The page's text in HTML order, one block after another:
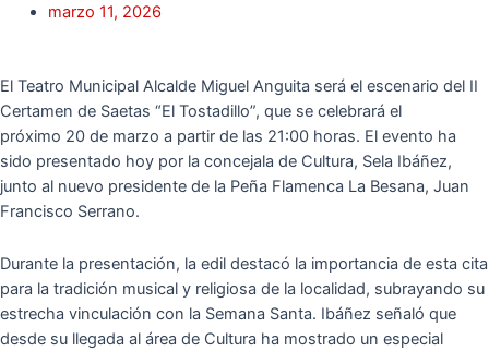
marzo 11, 2026
El Teatro Municipal Alcalde Miguel Anguita será el escenario del II
Certamen de Saetas “El Tostadillo”, que se celebrará el
próximo 20 de marzo a partir de las 21:00 horas. El evento ha
sido presentado hoy por la concejala de Cultura, Sela Ibáñez,
junto al nuevo presidente de la Peña Flamenca La Besana, Juan
Francisco Serrano.
Durante la presentación, la edil destacó la importancia de esta cita
para la tradición musical y religiosa de la localidad, subrayando su
estrecha vinculación con la Semana Santa. Ibáñez señaló que
desde su llegada al área de Cultura ha mostrado un especial